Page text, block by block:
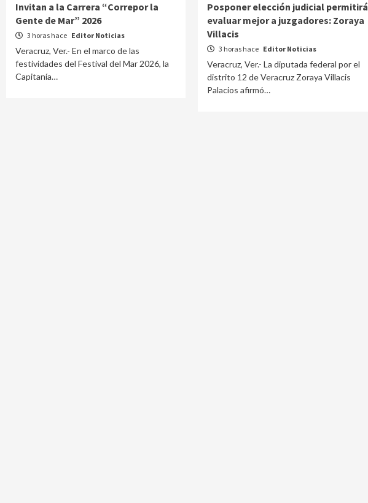
Invitan a la Carrera “Correpor la
Gente de Mar” 2026
3 horas hace Editor Noticias
Veracruz, Ver.- En el marco de las
festividades del Festival del Mar 2026, la
Capitanía…
Posponer elección judicial permitirá
evaluar mejor a juzgadores: Zoraya
Villacis
3 horas hace Editor Noticias
Veracruz, Ver.- La diputada federal por el
distrito 12 de Veracruz Zoraya Villacis
Palacios afirmó…